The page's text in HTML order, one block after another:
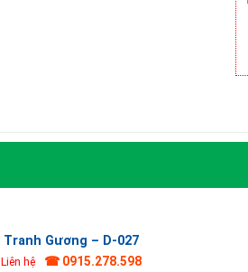
Tranh Gương – D-027
Liên hệ ☎ 0915.278.598